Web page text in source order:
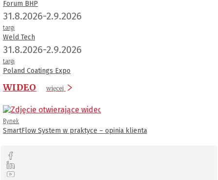
Forum BHP
31.8.2026-2.9.2026
targi
Weld Tech
31.8.2026-2.9.2026
targi
Poland Coatings Expo
WIDEO więcej
Rynek
SmartFlow System w praktyce – opinia klienta